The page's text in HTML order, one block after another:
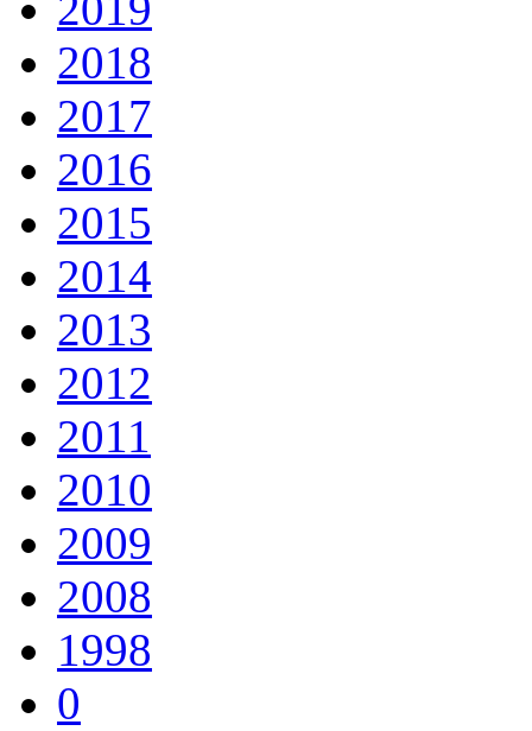
2018
2017
2016
2015
2014
2013
2012
2011
2010
2009
2008
1998
0